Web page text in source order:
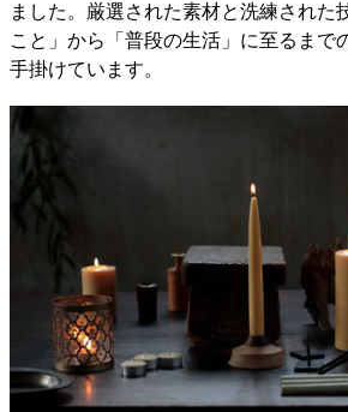
ました。厳選された素材と洗練された
こと」から「普段の生活」に至るまで
手掛けています。